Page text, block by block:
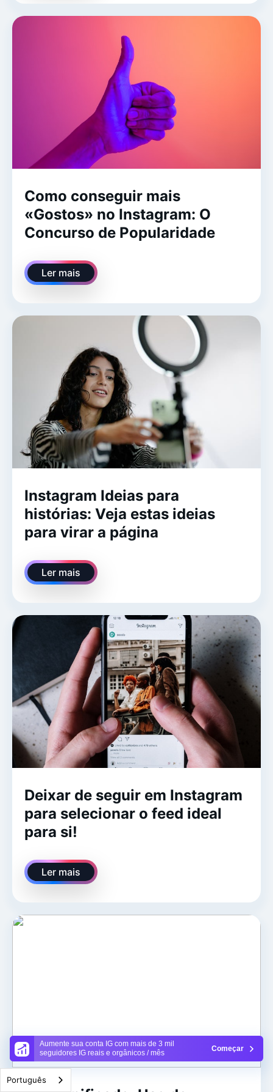
Aumente sua conta IG com mais de 3 mil
seguidores IG reais e orgânicos / mês
Começar
Como conseguir mais
«Gostos» no Instagram: O
Concurso de Popularidade
Ler mais
Instagram Ideias para
histórias: Veja estas ideias
para virar a página
Ler mais
Deixar de seguir em Instagram
para selecionar o feed ideal
para si!
Ler mais
Português